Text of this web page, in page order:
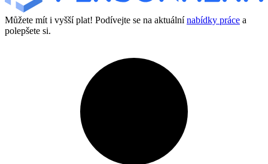
Můžete mít i vyšší plat! Podívejte se na aktuálnínabídky práce a
polepšete si.